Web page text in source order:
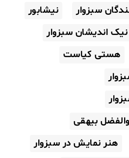
سبزوار
نیشابور
نیک اندیشان سبزوار
هستی کیاست
بیهقی
هنر نمایش در سبزوار